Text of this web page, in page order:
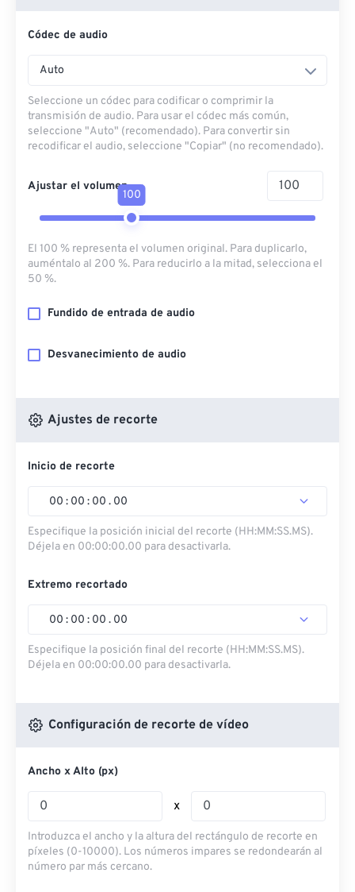
Códec de audio
Auto
Seleccione un códec para codificar o comprimir la
transmisión de audio. Para usar el códec más común,
seleccione "Auto" (recomendado). Para convertir sin
recodificar el audio, seleccione "Copiar" (no recomendado).
Ajustar el volumen
100
El 100 % representa el volumen original. Para duplicarlo,
auméntalo al 200 %. Para reducirlo a la mitad, selecciona el
50 %.
Fundido de entrada de audio
Desvanecimiento de audio
Ajustes de recorte
Inicio de recorte
00 : 00 : 00 . 00
Especifique la posición inicial del recorte (HH:MM:SS.MS).
Déjela en 00:00:00.00 para desactivarla.
Extremo recortado
00 : 00 : 00 . 00
Especifique la posición final del recorte (HH:MM:SS.MS).
Déjela en 00:00:00.00 para desactivarla.
Configuración de recorte de vídeo
Ancho x Alto (px)
x
Introduzca el ancho y la altura del rectángulo de recorte en
píxeles (0-10000). Los números impares se redondearán al
número par más cercano.